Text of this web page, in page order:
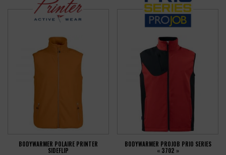
BODYWARMER POLAIRE PRINTER
SIDEFLIP
BODYWARMER PROJOB PRIO SERIES
« 3702 »